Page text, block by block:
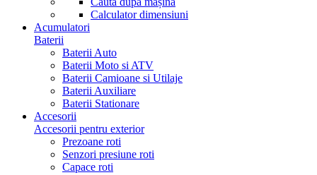
Calculator dimensiuni
Acumulatori
Baterii
Baterii Auto
Baterii Moto si ATV
Baterii Camioane si Utilaje
Baterii Auxiliare
Baterii Stationare
Accesorii
Accesorii pentru exterior
Prezoane roti
Senzori presiune roti
Capace roti